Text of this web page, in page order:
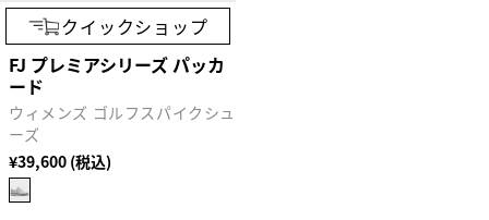
クイックショップ
FJ プレミアシリーズ パッカ
ード
ウィメンズ ゴルフスパイクシュ
ーズ
¥39,600 (税込)